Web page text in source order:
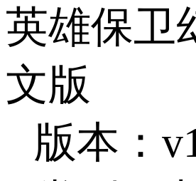
英雄保卫
文版
版本：